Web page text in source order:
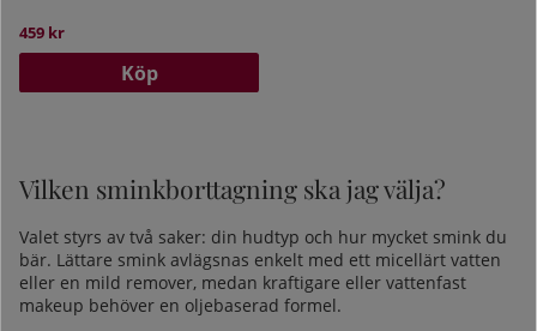
459 kr
Köp
Vilken sminkborttagning ska jag välja?
Valet styrs av två saker: din hudtyp och hur mycket smink du
bär. Lättare smink avlägsnas enkelt med ett micellärt vatten
eller en mild remover, medan kraftigare eller vattenfast
makeup behöver en oljebaserad formel.